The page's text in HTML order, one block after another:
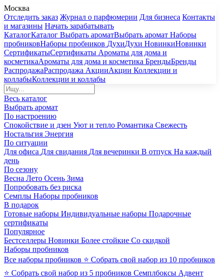
Москва
Отследить заказ Журнал о парфюмерии Для бизнеса Контакты
и магазины Начать зарабатывать
КаталогКаталог Выбрать ароматВыбрать аромат Наборы
пробниковНаборы пробников ДухиДухи НовинкиНовинки
СертификатыСертификаты Ароматы для дома и
косметикаАроматы для дома и косметика БрендыБренды
РаспродажаРаспродажа АкцииАкции Коллекции и
коллабыКоллекции и коллабы
Весь каталог
Выбрать аромат
По настроению
Спокойствие и дзен Уют и тепло Романтика Свежесть
Ностальгия Энергия
По ситуации
Для офиса Для свидания Для вечеринки В отпуск На каждый
день
По сезону
Весна Лето Осень Зима
Попробовать без риска
Семплы Наборы пробников
В подарок
Готовые наборы Индивидуальные наборы Подарочные
сертификаты
Популярное
Бестселлеры Новинки Более стойкие Со скидкой
Наборы пробников
Все наборы пробников ⭐ Собрать свой набор из 10 пробников
⭐ Собрать свой набор из 5 пробников Семплбоксы Адвент